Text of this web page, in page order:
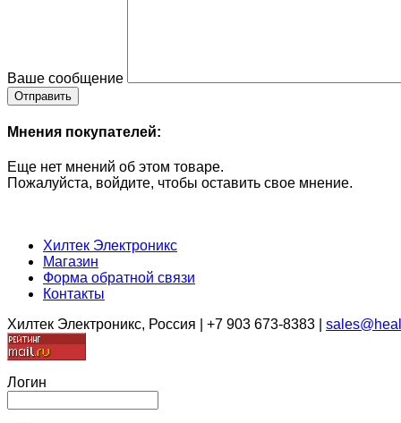
Ваше сообщение
Мнения покупателей:
Еще нет мнений об этом товаре.
Пожалуйста, войдите, чтобы оставить свое мнение.
Хилтек Электроникс
Магазин
Форма обратной связи
Контакты
Хилтек Электроникс, Россия | +7 903 673-8383 |
Логин